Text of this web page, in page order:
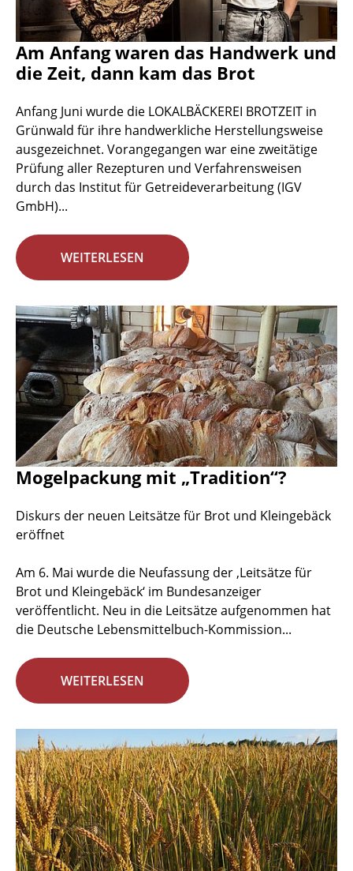
Am Anfang waren das Handwerk und
die Zeit, dann kam das Brot
Anfang Juni wurde die LOKALBÄCKEREI BROTZEIT in
Grünwald für ihre handwerkliche Herstellungsweise
ausgezeichnet. Vorangegangen war eine zweitätige
Prüfung aller Rezepturen und Verfahrensweisen
durch das Institut für Getreideverarbeitung (IGV
GmbH)...
WEITERLESEN
Mogelpackung mit „Tradition“?
Diskurs der neuen Leitsätze für Brot und Kleingebäck
eröffnet
Am 6. Mai wurde die Neufassung der ‚Leitsätze für
Brot und Kleingebäck‘ im Bundesanzeiger
veröffentlicht. Neu in die Leitsätze aufgenommen hat
die Deutsche Lebensmittelbuch-Kommission...
WEITERLESEN